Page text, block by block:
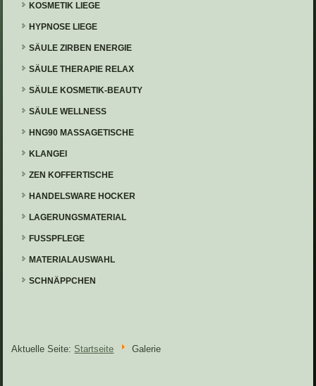
KOSMETIK LIEGE
HYPNOSE LIEGE
SÄULE ZIRBEN ENERGIE
SÄULE THERAPIE RELAX
SÄULE KOSMETIK-BEAUTY
SÄULE WELLNESS
HNG90 MASSAGETISCHE
KLANGEI
ZEN KOFFERTISCHE
HANDELSWARE HOCKER
LAGERUNGSMATERIAL
FUSSPFLEGE
MATERIALAUSWAHL
SCHNÄPPCHEN
Aktuelle Seite: Startseite Galerie